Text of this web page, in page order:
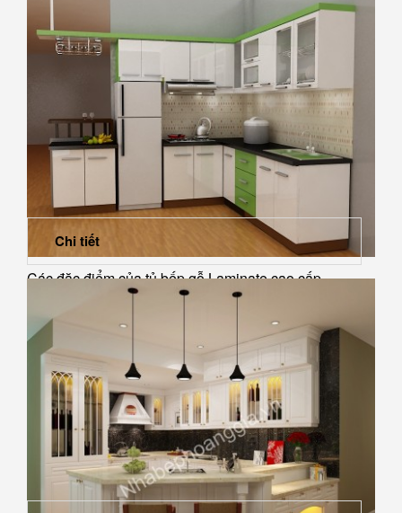
Các đặc điểm của tủ bếp gỗ Laminate cao cấp
Chi tiết